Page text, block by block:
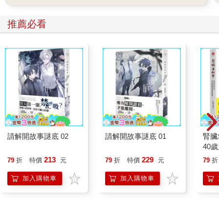
推薦必看
請解開故事謎底 02
79 折 特價 213 元
加入購物車
請解開故事謎底 01
79 折 特價 229 元
加入購物車
腎
40
就
79 折